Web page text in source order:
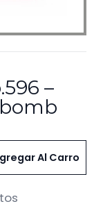
–
Al Carro